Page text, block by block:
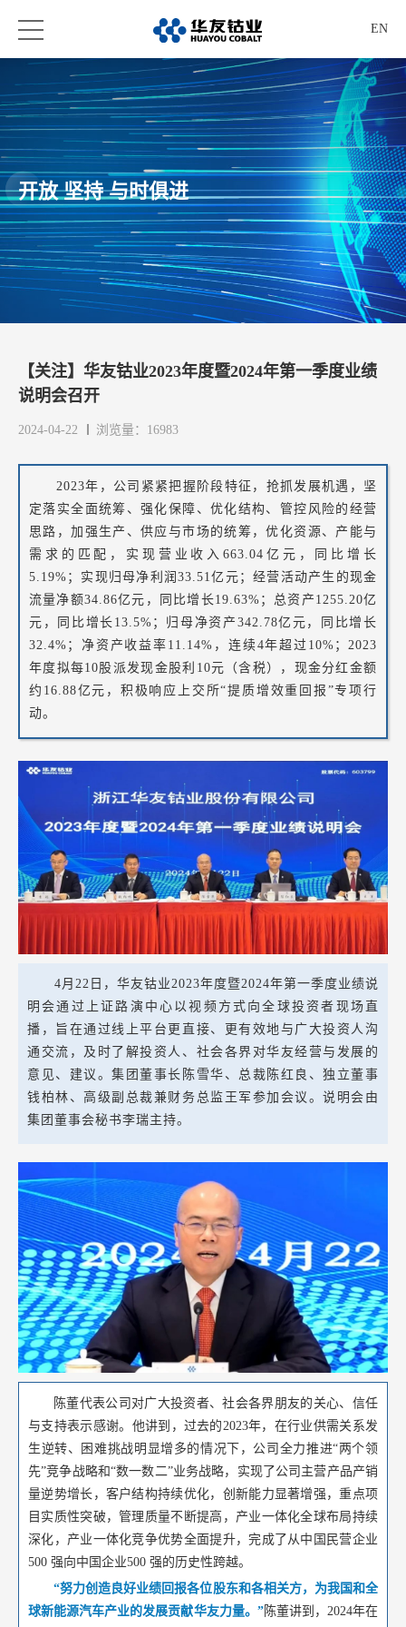
EN
开放 坚持 与时俱进
​【关注】华友钴业2023年度暨2024年第一季度业绩
说明会召开
2024-04-22 浏览量：16983
2023年，公司紧紧把握阶段特征，抢抓发展机遇，坚
定落实全面统筹、强化保障、优化结构、管控风险的经营
思路，加强生产、供应与市场的统筹，优化资源、产能与
需求的匹配，实现营业收入663.04亿元，同比增长
5.19%；实现归母净利润33.51亿元；经营活动产生的现金
流量净额34.86亿元，同比增长19.63%；总资产1255.20亿
元，同比增长13.5%；归母净资产342.78亿元，同比增长
32.4%；净资产收益率11.14%，连续4年超过10%；2023
年度拟每10股派发现金股利10元（含税），现金分红金额
约16.88亿元，积极响应上交所“提质增效重回报”专项行
动。
4月22日，华友钴业2023年度暨2024年第一季度业绩说
明会通过上证路演中心以视频方式向全球投资者现场直
播，旨在通过线上平台更直接、更有效地与广大投资人沟
通交流，及时了解投资人、社会各界对华友经营与发展的
意见、建议。集团董事长陈雪华、总裁陈红良、独立董事
钱柏林、高级副总裁兼财务总监王军参加会议。说明会由
集团董事会秘书李瑞主持。
陈董代表公司对广大投资者、社会各界朋友的关心、信任
与支持表示感谢。他讲到，过去的2023年，在行业供需关系发
生逆转、困难挑战明显增多的情况下，公司全力推进“两个领
先”竞争战略和“数一数二”业务战略，实现了公司主营产品产销
量逆势增长，客户结构持续优化，创新能力显著增强，重点项
目实质性突破，管理质量不断提高，产业一体化全球布局持续
深化，产业一体化竞争优势全面提升，完成了从中国民营企业
500 强向中国企业500 强的历史性跨越。
“努力创造良好业绩回报各位股东和各相关方，为我国和全
球新能源汽车产业的发展贡献华友力量。”陈董讲到，2024年在